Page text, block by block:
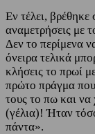
Εν τέλει,
αναμετρήσεις με
Δεν το περίμενα
όνειρα τελικά
κλήσεις το πρωί
πρώτο πράγμα
τους το πω και
(γέλια)! Ήταν
πάντα».